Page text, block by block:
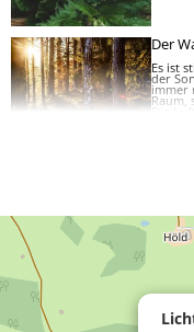
Der
Es ist
der
immer
Raum,